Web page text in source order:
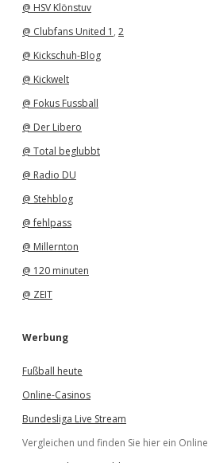
@ HSV Klönstuv
@ Clubfans United 1 , 2
@ Kickschuh-Blog
@ Kickwelt
@ Fokus Fussball
@ Der Libero
@ Total beglubbt
@ Radio DU
@ Stehblog
@ fehlpass
@ Millernton
@ 120 minuten
@ ZEIT
Werbung
Fußball heute
Online-Casinos
Bundesliga Live Stream
Vergleichen und finden Sie hier ein Online